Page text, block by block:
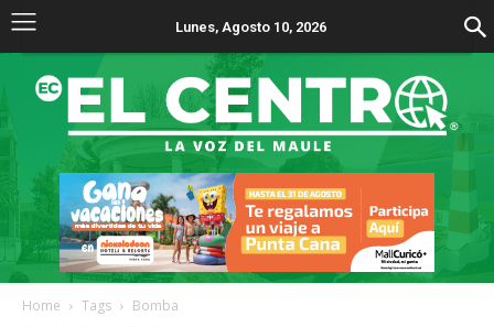
Lunes, Agosto 10, 2026
Home Tags Bomba